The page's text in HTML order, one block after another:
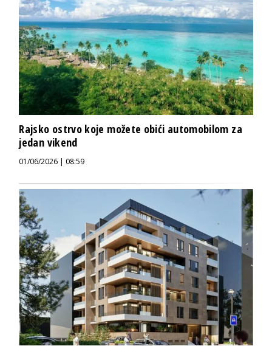
Rajsko ostrvo koje možete obići automobilom za
jedan vikend
01/06/2026 | 08:59